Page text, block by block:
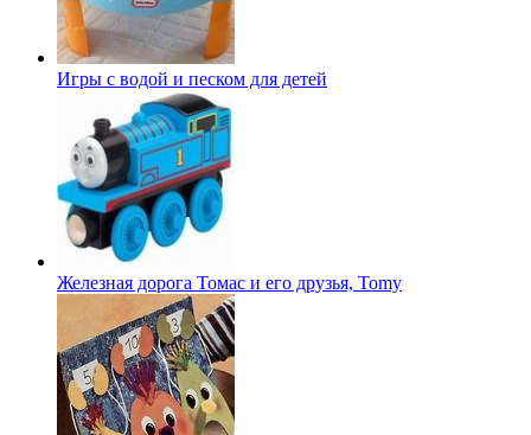
Игры с водой и песком для детей
Железная дорога Томас и его друзья, Tomy